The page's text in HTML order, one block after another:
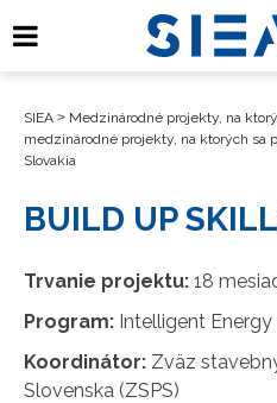
SIEA > Medzinárodné projekty, na
medzinárodné projekty, na ktorých sa
Slovakia
BUILD UP
Trvanie projektu: 18
Program: Intelligent Energy
Koordinátor: Zväz
Slovenska (ZSPS)